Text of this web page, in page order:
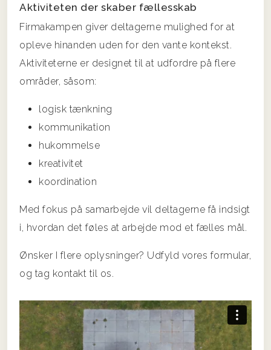
Aktiviteten der skaber fællesskab
Firmakampen giver deltagerne mulighed for at
opleve hinanden uden for den vante kontekst.
Aktiviteterne er designet til at udfordre på flere
områder, såsom:
logisk tænkning
kommunikation
hukommelse
kreativitet
koordination
Med fokus på samarbejde vil deltagerne få indsigt
i, hvordan det føles at arbejde mod et fælles mål.
Ønsker I flere oplysninger? Udfyld vores formular,
og tag kontakt til os.